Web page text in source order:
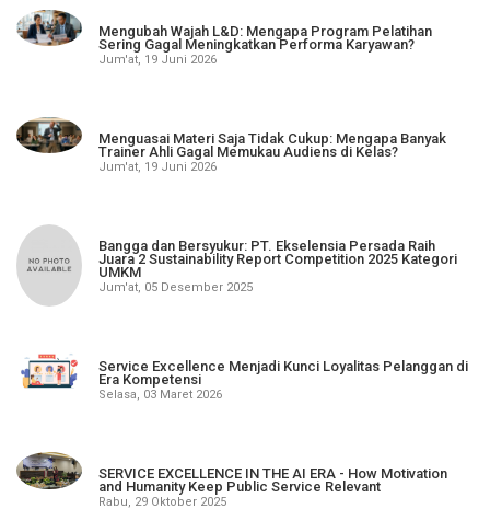
Mengubah Wajah L&D: Mengapa Program Pelatihan
Sering Gagal Meningkatkan Performa Karyawan?
Jum'at, 19 Juni 2026
Menguasai Materi Saja Tidak Cukup: Mengapa Banyak
Trainer Ahli Gagal Memukau Audiens di Kelas?
Jum'at, 19 Juni 2026
Bangga dan Bersyukur: PT. Ekselensia Persada Raih
Juara 2 Sustainability Report Competition 2025 Kategori
UMKM
Jum'at, 05 Desember 2025
Service Excellence Menjadi Kunci Loyalitas Pelanggan di
Era Kompetensi
Selasa, 03 Maret 2026
SERVICE EXCELLENCE IN THE AI ERA - How Motivation
and Humanity Keep Public Service Relevant
Rabu, 29 Oktober 2025